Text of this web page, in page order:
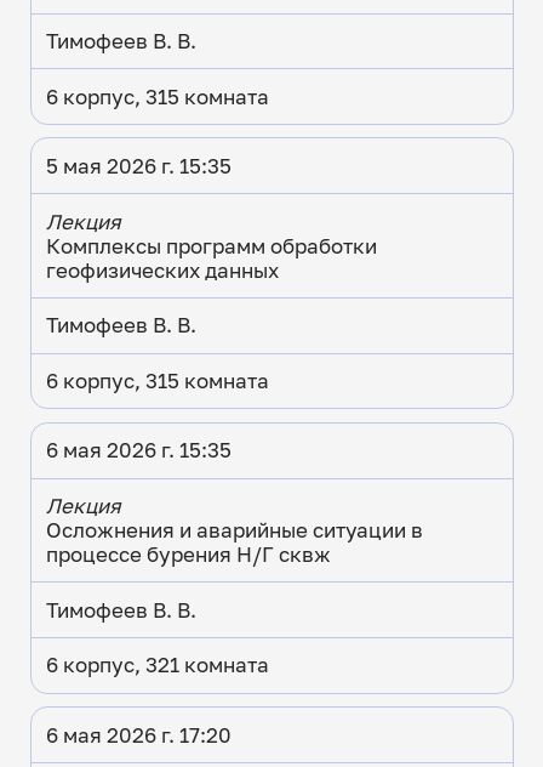
Тимофеев В. В.
6 корпус, 315 комната
5 мая 2026 г. 15:35
Лекция
Комплексы программ обработки
геофизических данных
Тимофеев В. В.
6 корпус, 315 комната
6 мая 2026 г. 15:35
Лекция
Осложнения и аварийные ситуации в
процессе бурения Н/Г сквж
Тимофеев В. В.
6 корпус, 321 комната
6 мая 2026 г. 17:20